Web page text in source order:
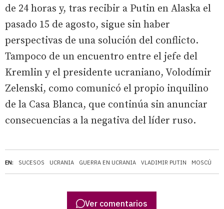
EN: SUCESOS UCRANIA GUERRA EN UCRANIA VLADIMIR PUTIN MOSCÚ
de 24 horas y, tras recibir a Putin en Alaska el
pasado 15 de agosto, sigue sin haber
perspectivas de una solución del conflicto.
Tampoco de un encuentro entre el jefe del
Kremlin y el presidente ucraniano, Volodímir
Zelenski, como comunicó el propio inquilino
de la Casa Blanca, que continúa sin anunciar
consecuencias a la negativa del líder ruso.
Ver comentarios